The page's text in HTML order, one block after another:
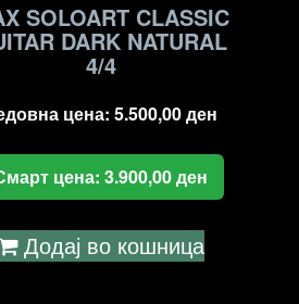
SOLOART CLASSIC
DARK NATURAL
4/4
цена:5.500,00ден
цена:3.900,00ден
Додај во кошница